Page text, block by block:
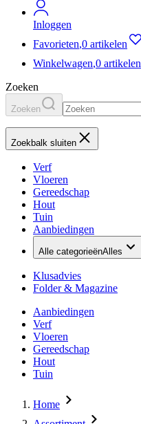
Inloggen
Favorieten,0 artikelen
Winkelwagen,0 artikelen
Zoeken
Zoeken
Zoekbalk sluiten
Verf
Vloeren
Gereedschap
Hout
Tuin
Aanbiedingen
Alle categorieënAlles
Klusadvies
Folder & Magazine
Aanbiedingen
Verf
Vloeren
Gereedschap
Hout
Tuin
Home